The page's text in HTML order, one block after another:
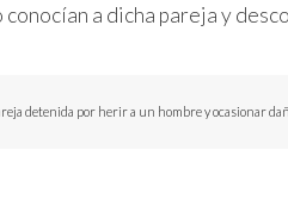
a dicha pareja y
detenida por herir a un hombre y ocasionar